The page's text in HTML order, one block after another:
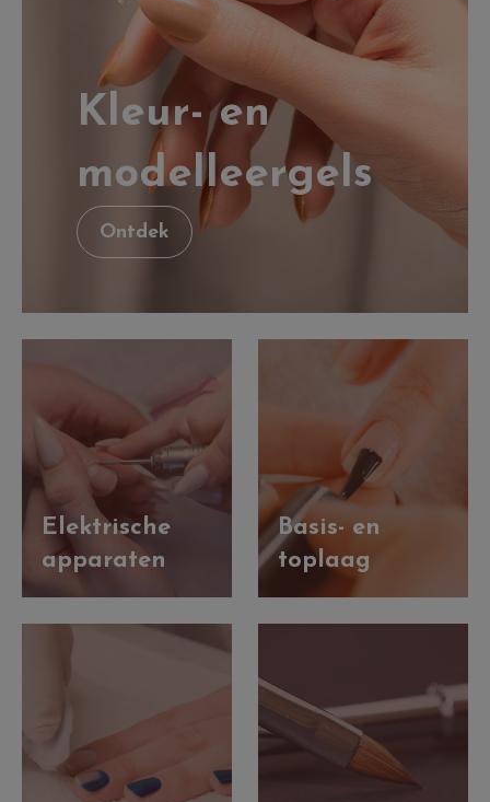
Kleur- en
modelleergels
Ontdek
Elektrische
apparaten
Basis- en
toplaag